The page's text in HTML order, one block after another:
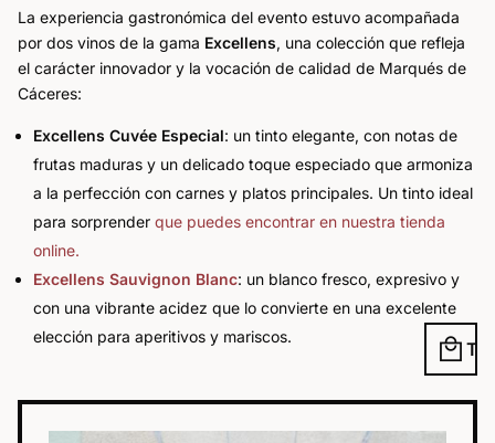
local_mall
La experiencia gastronómica del evento estuvo acompañada
por dos vinos de la gama Excellens, una colección que refleja
el carácter innovador y la vocación de calidad de Marqués de
Cáceres:
Excellens Cuvée Especial: un tinto elegante, con notas de
frutas maduras y un delicado toque especiado que armoniza
a la perfección con carnes y platos principales. Un tinto ideal
para sorprender que puedes encontrar en nuestra tienda
online.
Excellens Sauvignon Blanc: un blanco fresco, expresivo y
con una vibrante acidez que lo convierte en una excelente
elección para aperitivos y mariscos.